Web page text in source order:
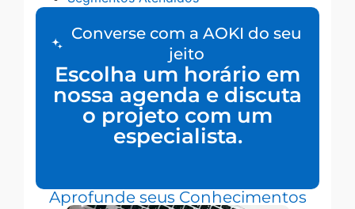
Converse com a AOKI do seu
jeito
Escolha um horário em
nossa agenda e discuta
o projeto com um
especialista.
Aprofunde seus Conhecimentos